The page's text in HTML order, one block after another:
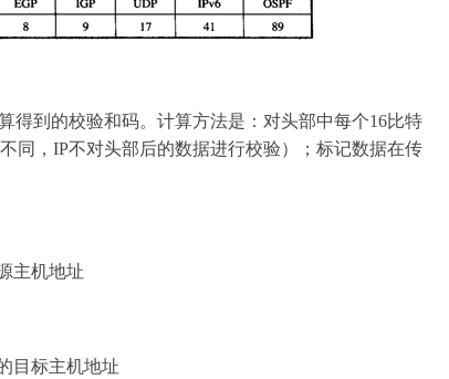
得到的校验和码。计算方法是：对头部中每个16比特
同，IP不对头部后的数据进行校验）；标记数据在传
主机地址
目标主机地址